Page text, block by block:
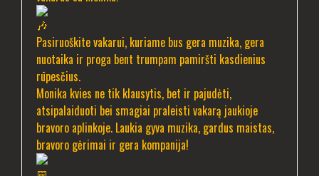
Pasiruoškite vakarui, kuriame bus gera muzika, gera
nuotaika ir proga bent trumpam pamiršti kasdienius
rūpesčius.
Monika kvies ne tik klausytis, bet ir pajudėti,
atsipalaiduoti bei smagiai praleisti vakarą jaukioje
bravoro aplinkoje. Laukia gyva muzika, gardus maistas,
bravoro gėrimai ir gera kompanija!